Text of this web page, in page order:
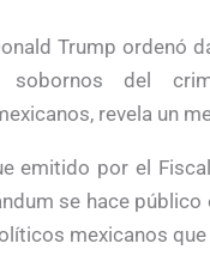
Trump ordenó
sobornos del
revela un
emitido por el
se hace
mexicanos